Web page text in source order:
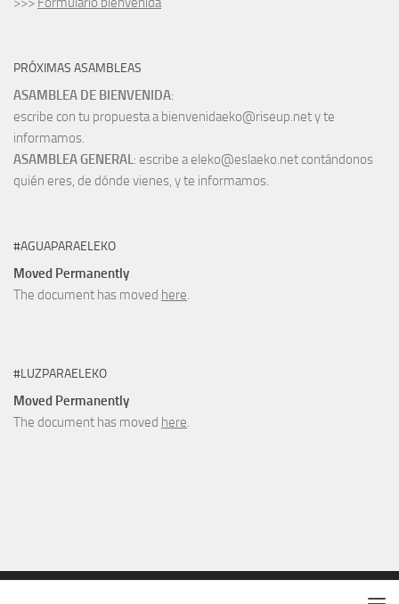
PRÓXIMAS ASAMBLEAS
ASAMBLEA DE BIENVENIDA:
escribe con tu propuesta a bienvenidaeko@riseup.net y te
informamos.
ASAMBLEA GENERAL: escribe a eleko@eslaeko.net contándonos
quién eres, de dónde vienes, y te informamos.
#AGUAPARAELEKO
Moved Permanently
The document has moved here.
#LUZPARAELEKO
Moved Permanently
The document has moved here.